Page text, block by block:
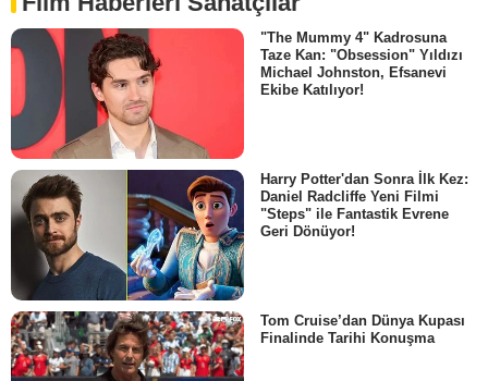
"The Mummy 4" Kadrosuna
Taze Kan: "Obsession" Yıldızı
Michael Johnston, Efsanevi
Ekibe Katılıyor!
Harry Potter'dan Sonra İlk Kez:
Daniel Radcliffe Yeni Filmi
"Steps" ile Fantastik Evrene
Geri Dönüyor!
Tom Cruise’dan Dünya Kupası
Finalinde Tarihi Konuşma